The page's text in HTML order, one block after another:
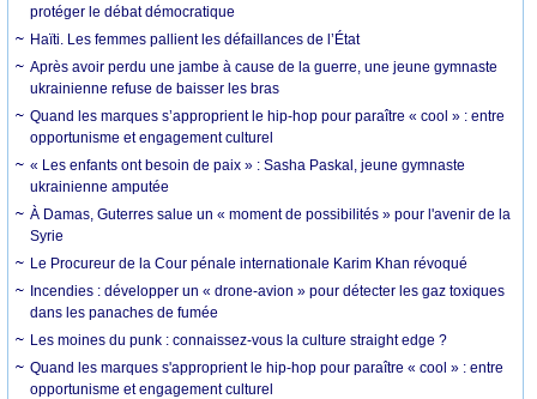
protéger le débat démocratique
Haïti. Les femmes pallient les défaillances de l’État
Après avoir perdu une jambe à cause de la guerre, une jeune gymnaste
ukrainienne refuse de baisser les bras
Quand les marques s’approprient le hip-hop pour paraître « cool » : entre
opportunisme et engagement culturel
« Les enfants ont besoin de paix » : Sasha Paskal, jeune gymnaste
ukrainienne amputée
À Damas, Guterres salue un « moment de possibilités » pour l'avenir de la
Syrie
Le Procureur de la Cour pénale internationale Karim Khan révoqué
Incendies : développer un « drone-avion » pour détecter les gaz toxiques
dans les panaches de fumée
Les moines du punk : connaissez-vous la culture straight edge ?
Quand les marques s'approprient le hip-hop pour paraître « cool » : entre
opportunisme et engagement culturel